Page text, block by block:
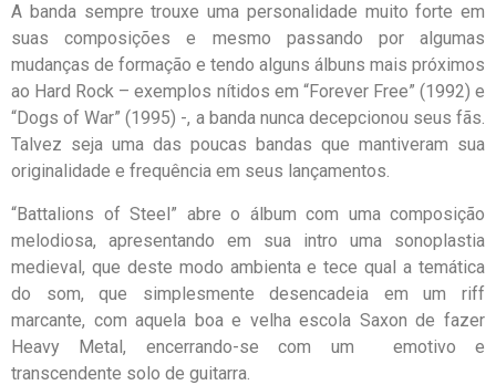
A banda sempre trouxe uma personalidade muito forte em
suas composições e mesmo passando por algumas
mudanças de formação e tendo alguns álbuns mais próximos
ao Hard Rock – exemplos nítidos em “Forever Free” (1992) e
“Dogs of War” (1995) -, a banda nunca decepcionou seus fãs.
Talvez seja uma das poucas bandas que mantiveram sua
originalidade e frequência em seus lançamentos.
“Battalions of Steel” abre o álbum com uma composição
melodiosa, apresentando em sua intro uma sonoplastia
medieval, que deste modo ambienta e tece qual a temática
do som, que simplesmente desencadeia em um riff
marcante, com aquela boa e velha escola Saxon de fazer
Heavy Metal, encerrando-se com um emotivo e
transcendente solo de guitarra.